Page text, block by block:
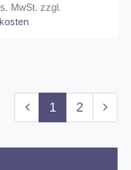
MwSt. zzgl.
1 2